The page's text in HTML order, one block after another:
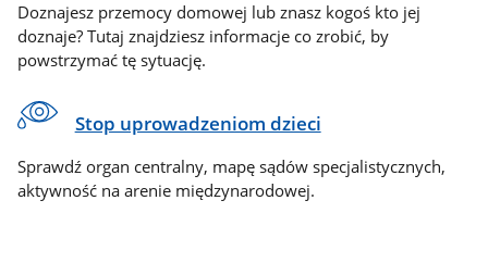
Doznajesz przemocy domowej lub znasz kogoś kto jej
doznaje? Tutaj znajdziesz informacje co zrobić, by
powstrzymać tę sytuację.
Stop uprowadzeniom dzieci
Sprawdź organ centralny, mapę sądów specjalistycznych,
aktywność na arenie międzynarodowej.